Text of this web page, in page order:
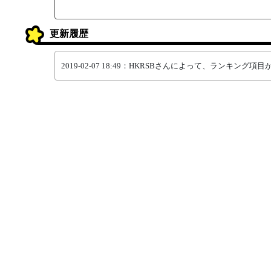
更新履歴
2019-02-07 18:49：HKRSBさんによって、ランキング項目